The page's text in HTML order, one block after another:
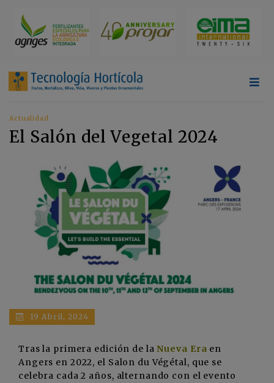
Actualidad
El Salón del Vegetal 2024
19 Abril, 2024
Tras la primera edición de laNueva Era en
Angers en 2022, el Salon du Végétal, que se
celebra cada 2 años, alternando con el evento